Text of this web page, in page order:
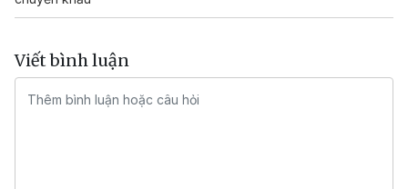
Viết bình luận